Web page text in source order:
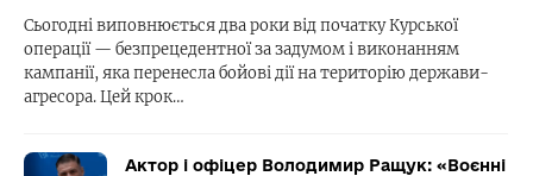
Сьогодні виповнюється два роки від початку Курської
операції — безпрецедентної за задумом і виконанням
кампанії, яка перенесла бойові дії на територію держави-
агресора. Цей крок…
Актор і офіцер Володимир Ращук: «Воєнні